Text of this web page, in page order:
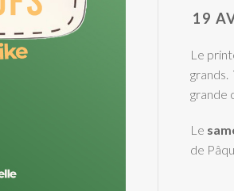
19
Le
grands.
grande
Le
de